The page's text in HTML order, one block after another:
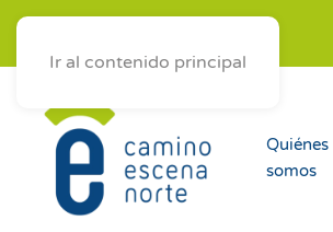
Ir al contenido principal
Quiénes
somos